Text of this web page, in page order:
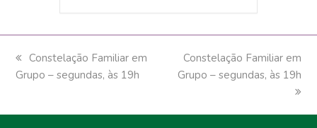
previous
post:
Constelação Familiar em
Grupo – segundas, às 19h
next
post:
Constelação Familiar em
Grupo – segundas, às 19h